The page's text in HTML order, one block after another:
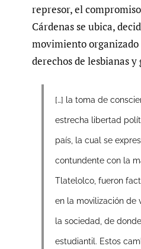
represor, el
Cárdenas se ubica,
movimiento organizado
derechos de lesbianas y
[…] la toma de
estrecha libertad
país, la cual se
contundente con la
Tlatelolco, fueron
en la movilización de
la sociedad, de
estudiantil. Estos